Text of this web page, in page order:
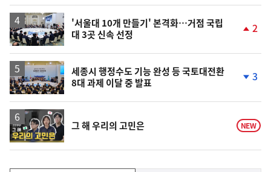
일
'서울대 10개 만들기' 본격화…거점 국립
대 3곳 신속 선정
상
2
세종시 행정수도 기능 완성 등 국토대전환
8대 과제 이달 중 발표
하
락
3
영
상
그 해 우리의 고민은 NEW